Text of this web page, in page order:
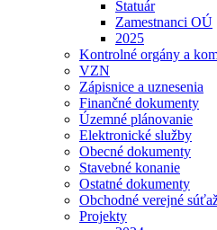
Štatuár
Zamestnanci OÚ
2025
Kontrolné orgány a
VZN
Zápisnice a uznesenia
Finančné dokumenty
Územné plánovanie
Elektronické služby
Obecné dokumenty
Stavebné konanie
Ostatné dokumenty
Obchodné verejné
Projekty